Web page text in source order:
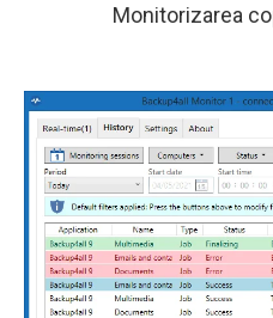
Monitorizarea